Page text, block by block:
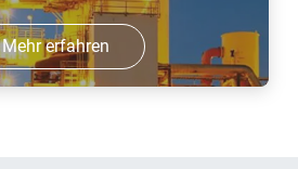
Mehr erfahren